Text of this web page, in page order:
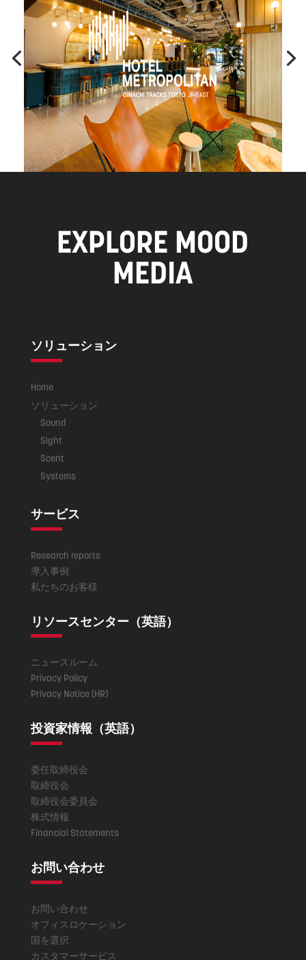
EXPLORE MOOD
MEDIA
ソリューション
Home
ソリューション
Sound
Sight
Scent
Systems
サービス
Research reports
導入事例
私たちのお客様
リソースセンター（英語）
ニュースルーム
Privacy Policy
Privacy Notice (HR)
投資家情報（英語）
委任取締役会
取締役会
取締役会委員会
株式情報
Financial Statements
お問い合わせ
お問い合わせ
オフィスロケーション
国を選択
カスタマーサービス